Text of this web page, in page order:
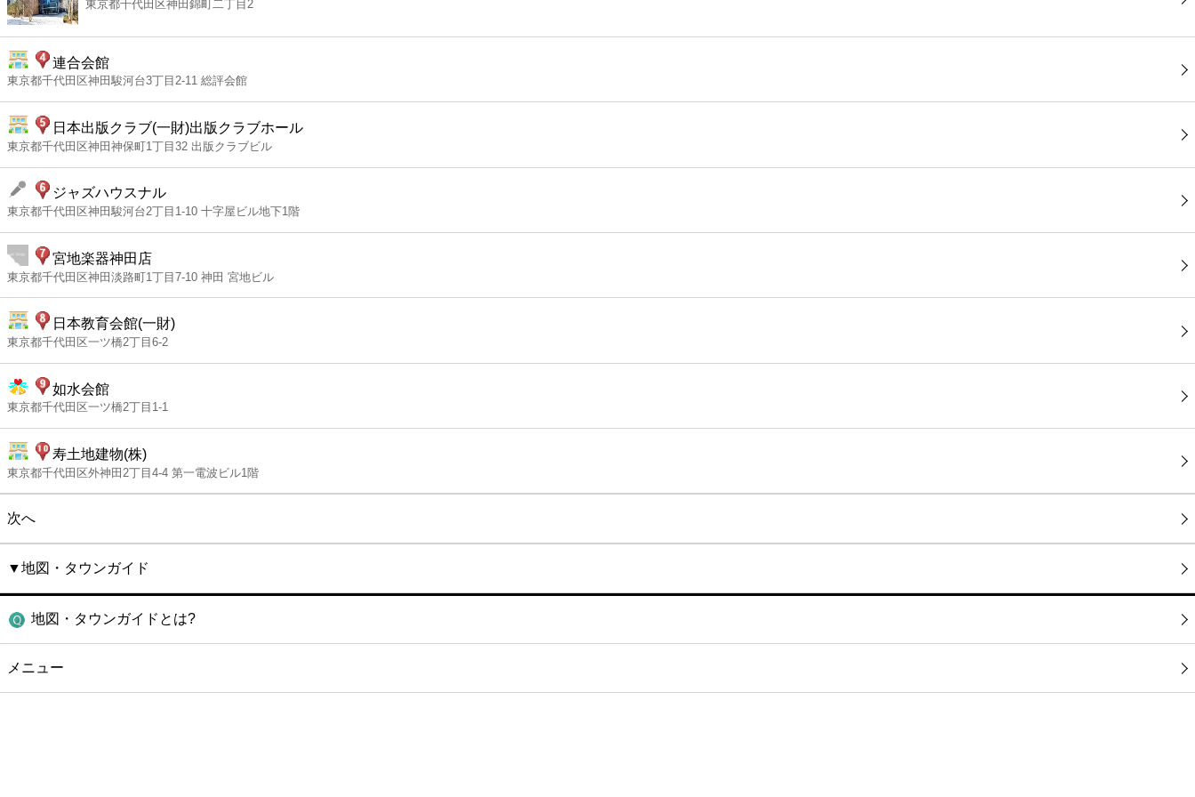
東京都千代田区神田錦町二丁目2
連合会館
東京都千代田区神田駿河台3丁目2-11 総評会館
日本出版クラブ(一財)出版クラブホール
東京都千代田区神田神保町1丁目32 出版クラブビル
ジャズハウスナル
東京都千代田区神田駿河台2丁目1-10 十字屋ビル地下1階
宮地楽器神田店
東京都千代田区神田淡路町1丁目7-10 神田 宮地ビル
日本教育会館(一財)
東京都千代田区一ツ橋2丁目6-2
如水会館
東京都千代田区一ツ橋2丁目1-1
寿土地建物(株)
東京都千代田区外神田2丁目4-4 第一電波ビル1階
次へ
▼地図・タウンガイド
地図・タウンガイドとは?
メニュー